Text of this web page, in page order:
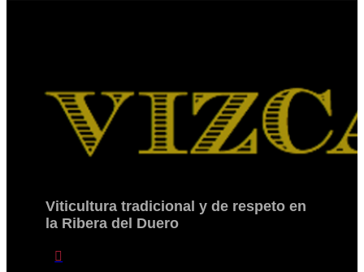
Viticultura tradicional y de respeto en
la Ribera del Duero
